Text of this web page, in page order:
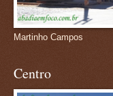
Martinho Campos
Centro